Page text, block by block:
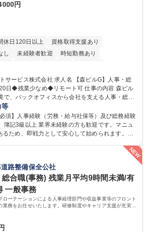
円
休日120日以上
資格取得支援あり
し 未経験者歓迎
時短勤務あり
支給 長期歓迎 駅近5分以内 土日祝休み
社 求人名 【森ビルG】人事・総
少なめ◆リモート可 仕事の内容 森ビル
で、バックオフィスから会社を支える人事・総務
総務の業務をバランスよく担当し、ゆくゆくは制
戦できる、やりがいある環境です。 ■勤怠管
手続き、年末調整等の労務管理全般 ■入退社手続
事制度改定などのコア業務 ■社内イベントの企画
あなたの経験に合わせて不足している部分はいつ
が整っているため、安心して成長できます。 募
・総務◆賞与5ヶ月◆年休120日◆残業少なめ◆
等
須】人事経験（労務・給与社保等）及び総務経験
簿記3級以上 業界未経験の方も歓迎です。マニュ
ため、即戦力として安心して始められます。
ず、社内規定や人事制度の改定など会社のコア業
身の成長と組織への貢献度をダイレクトに実感で
1日リモート可など、ワークライフバランスを保
す。 「これまでの幅広い経験を活かし、長期的な
う前向きな意欲と挑戦を全力で応援します。 学
学 高専 短大 専修学校 高校 語学力： 資格：日商
定2級 日商簿記検定3級
路整備保全公社
総合職(事務) 残業月平均9時間未満/有
一般事務
ローテーションによる人事経理部門や収益事業等のフロント
務をお任せいたします。研修制度やキャリア支援が充実し